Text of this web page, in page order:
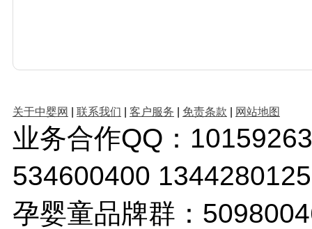
关于中婴网 联系我们 客户服务 免责条款 网站地图
业务合作QQ：
534600400
孕婴童品牌群：